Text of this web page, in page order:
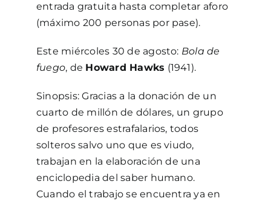
entrada gratuita hasta completar aforo
(máximo 200 personas por pase).
Este miércoles 30 de agosto: Bola de
fuego, de Howard Hawks (1941).
Sinopsis: Gracias a la donación de un
cuarto de millón de dólares, un grupo
de profesores estrafalarios, todos
solteros salvo uno que es viudo,
trabajan en la elaboración de una
enciclopedia del saber humano.
Cuando el trabajo se encuentra ya en